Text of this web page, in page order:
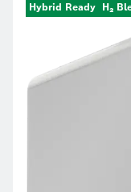
Hybrid Ready H₂